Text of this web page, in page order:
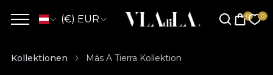
(€) EUR
Kollektionen Más A Tierra Kollektion